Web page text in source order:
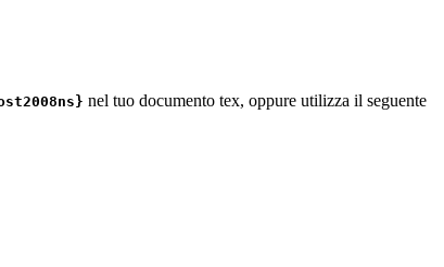
nel tuo documento tex, oppure utilizza il seguente